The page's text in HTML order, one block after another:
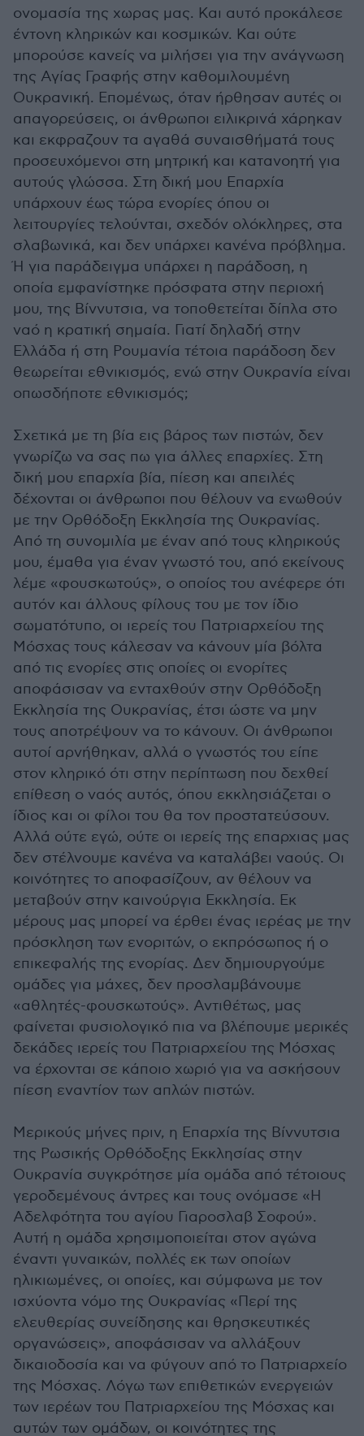
ονομασία της χωρας μας. Και αυτό προκάλεσε
έντονη κληρικών και κοσμικών. Και ούτε
μπορούσε κανείς να μιλήσει για την ανάγνωση
της Αγίας Γραφής στην καθομιλουμένη
Ουκρανική. Επομένως, όταν ήρθησαν αυτές οι
απαγορεύσεις, οι άνθρωποι ειλικρινά χάρηκαν
και εκφραζουν τα αγαθά συναισθήματά τους
προσευχόμενοι στη μητρική και κατανοητή για
αυτούς γλώσσα. Στη δική μου Επαρχία
υπάρχουν έως τώρα ενορίες όπου οι
λειτουργίες τελούνται, σχεδόν ολόκληρες, στα
σλαβωνικά, και δεν υπάρχει κανένα πρόβλημα.
Ή για παράδειγμα υπάρχει η παράδοση, η
οποία εμφανίστηκε πρόσφατα στην περιοχή
μου, της Βίννυτσια, να τοποθετείται δίπλα στο
ναό η κρατική σημαία. Γιατί δηλαδή στην
Ελλάδα ή στη Ρουμανία τέτοια παράδοση δεν
θεωρείται εθνικισμός, ενώ στην Ουκρανία είναι
οπωσδήποτε εθνικισμός;
Σχετικά με τη βία εις βάρος των πιστών, δεν
γνωρίζω να σας πω για άλλες επαρχίες. Στη
δική μου επαρχία βία, πίεση και απειλές
δέχονται οι άνθρωποι που θέλουν να ενωθούν
με την Ορθόδοξη Εκκλησία της Ουκρανίας.
Από τη συνομιλία με έναν από τους κληρικούς
μου, έμαθα για έναν γνωστό του, από εκείνους
λέμε «φουσκωτούς», ο οποίος του ανέφερε ότι
αυτόν και άλλους φίλους του με τον ίδιο
σωματότυπο, οι ιερείς του Πατριαρχείου της
Μόσχας τους κάλεσαν να κάνουν μία βόλτα
από τις ενορίες στις οποίες οι ενορίτες
αποφάσισαν να ενταχθούν στην Ορθόδοξη
Εκκλησία της Ουκρανίας, έτσι ώστε να μην
τους αποτρέψουν να το κάνουν. Οι άνθρωποι
αυτοί αρνήθηκαν, αλλά ο γνωστός του είπε
στον κληρικό ότι στην περίπτωση που δεχθεί
επίθεση ο ναός αυτός, όπου εκκλησιάζεται ο
ίδιος και οι φίλοι του θα τον προστατεύσουν.
Αλλά ούτε εγώ, ούτε οι ιερείς της επαρχιας μας
δεν στέλνουμε κανένα να καταλάβει ναούς. Οι
κοινότητες το αποφασίζουν, αν θέλουν να
μεταβούν στην καινούργια Εκκλησία. Εκ
μέρους μας μπορεί να έρθει ένας ιερέας με την
πρόσκληση των ενοριτών, ο εκπρόσωπος ή ο
επικεφαλής της ενορίας. Δεν δημιουργούμε
ομάδες για μάχες, δεν προσλαμβάνουμε
«αθλητές-φουσκωτούς». Αντιθέτως, μας
φαίνεται φυσιολογικό πια να βλέπουμε μερικές
δεκάδες ιερείς του Πατριαρχείου της Μόσχας
να έρχονται σε κάποιο χωριό για να ασκήσουν
πίεση εναντίον των απλών πιστών.
Μερικούς μήνες πριν, η Επαρχία της Βίννυτσια
της Ρωσικής Ορθόδοξης Εκκλησίας στην
Ουκρανία συγκρότησε μία ομάδα από τέτοιους
γεροδεμένους άντρες και τους ονόμασε «Η
Αδελφότητα του αγίου Γιαροσλαβ Σοφού».
Αυτή η ομάδα χρησιμοποιείται στον αγώνα
έναντι γυναικών, πολλές εκ των οποίων
ηλικιωμένες, οι οποίες, και σύμφωνα με τον
ισχύοντα νόμο της Ουκρανίας «Περί της
ελευθερίας συνείδησης και θρησκευτικές
οργανώσεις», αποφάσισαν να αλλάξουν
δικαιοδοσία και να φύγουν από το Πατριαρχείο
της Μόσχας. Λόγω των επιθετικών ενεργειών
των ιερέων του Πατριαρχείου της Μόσχας και
αυτών των ομάδων, οι κοινότητες της